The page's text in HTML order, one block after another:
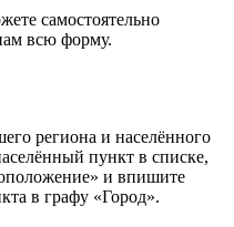
самостоятельно
всю форму.
региона и населённого
пункт в списке,
и впишите
в графу «Город».